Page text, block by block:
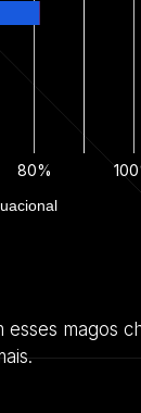
80%
magos